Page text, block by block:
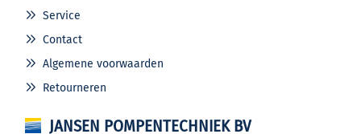
Service
Contact
Algemene voorwaarden
Retourneren
JANSEN POMPENTECHNIEK BV